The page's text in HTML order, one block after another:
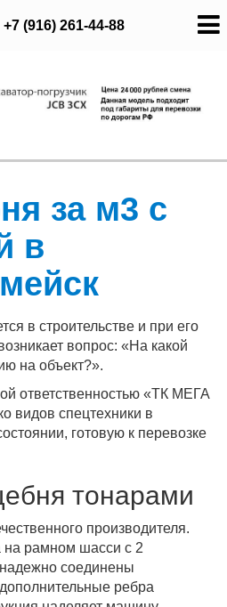
+7 (916) 261-44-88
за м3 с
в
в строительстве и при его
вопрос: «На какой
на объект?».
ответственностью «ТК МЕГА
видов спецтехники в
готовую к перевозке
тонарами
производителя.
на рамном шасси с 2
соединены
ребра